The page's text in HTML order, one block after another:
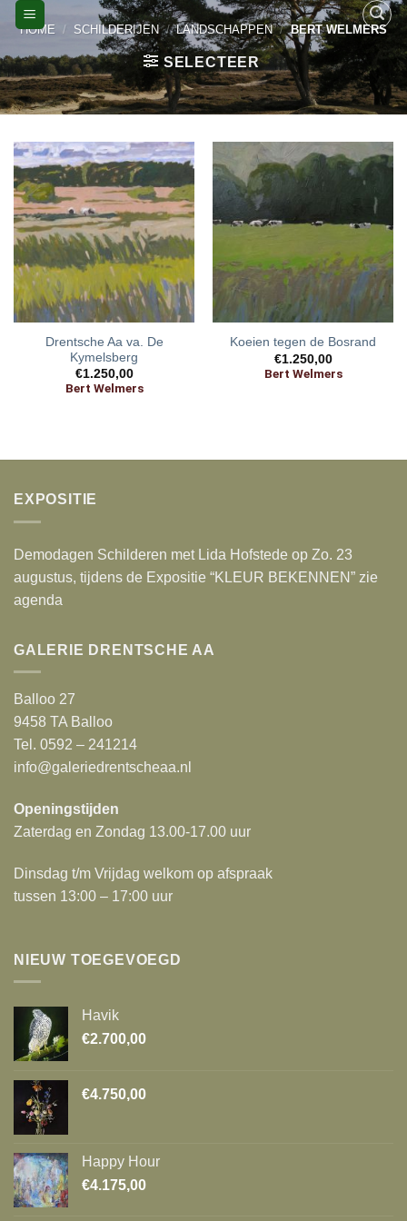
Skip
content
HOME / SCHILDERIJEN / LANDSCHAPPEN / BERT WELMERS
SELECTEER
Drentsche Aa va. De
Kymelsberg
€1.250,00
Bert Welmers
Koeien tegen de Bosrand
€1.250,00
Bert Welmers
EXPOSITIE
Demodagen Schilderen met Lida Hofstede op Zo. 23
augustus, tijdens de Expositie “KLEUR BEKENNEN” zie
agenda
GALERIE DRENTSCHE AA
Balloo 27
9458 TA Balloo
Tel. 0592 – 241214
info@galeriedrentscheaa.nl
Openingstijden
Zaterdag en Zondag 13.00-17.00 uur
Dinsdag t/m Vrijdag welkom op afspraak
tussen 13:00 – 17:00 uur
NIEUW TOEGEVOEGD
Havik
€2.700,00
€4.750,00
Happy Hour
€4.175,00